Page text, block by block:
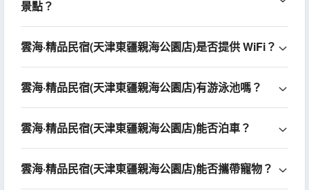
景點？
雲海·精品民宿(天津東疆親海公園店)是否提供 WiFi？
雲海·精品民宿(天津東疆親海公園店)有游泳池嗎？
雲海·精品民宿(天津東疆親海公園店)能否泊車？
雲海·精品民宿(天津東疆親海公園店)能否攜帶寵物？